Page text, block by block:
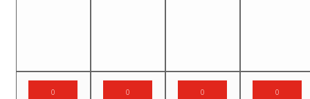
0
0
0
0